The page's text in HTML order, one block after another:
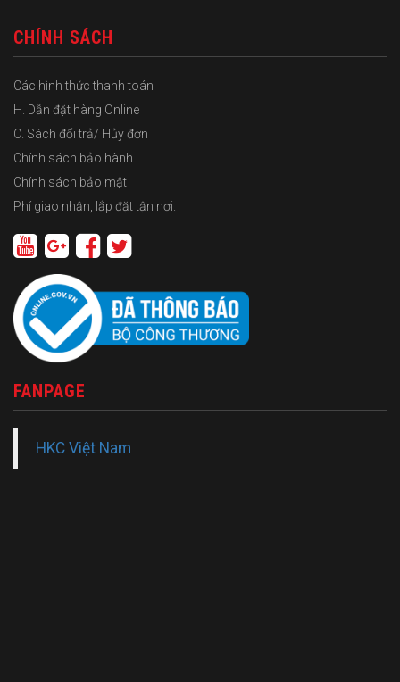
CHÍNH SÁCH
Các hình thức thanh toán
H. Dẫn đặt hàng Online
C. Sách đổi trả/ Hủy đơn
Chính sách bảo hành
Chính sách bảo mật
Phí giao nhận, lắp đặt tận nơi.
FANPAGE
HKC Việt Nam